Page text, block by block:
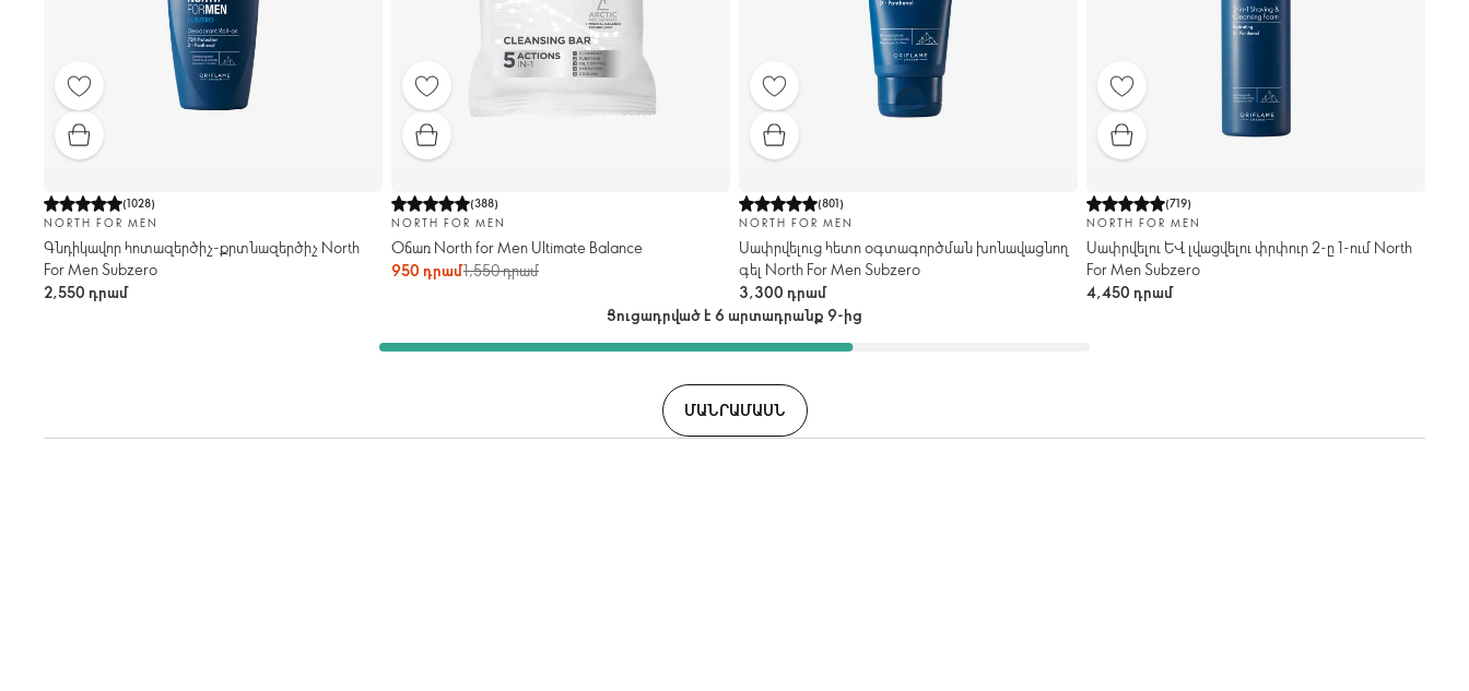
(1028)
NORTH FOR MEN
Գնդիկավոր հոտազերծիչ-քրտնազերծիչ North
For Men Subzero
2,550 դրամ
(388)
NORTH FOR MEN
Օճառ North for Men Ultimate Balance
950 դրամ1,550 դրամ
(801)
NORTH FOR MEN
Սափրվելուց հետո օգտագործման խոնավացնող
գել North For Men Subzero
3,300 դրամ
(719)
NORTH FOR MEN
Սափրվելու և լվացվելու փրփուր 2-ը 1-ում North
For Men Subzero
4,450 դրամ
Ցուցադրված է 6 արտադրանք 9-ից
ՄԱՆՐԱՄԱՍՆ